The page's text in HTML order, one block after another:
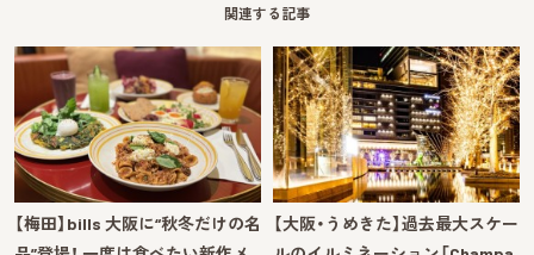
関連する記事
【梅田】bills 大阪に“秋冬だけの名
【大阪・うめきた】過去最大スケー